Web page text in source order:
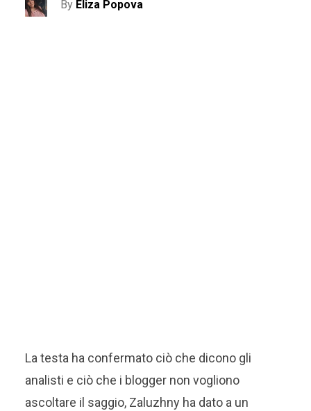
By Eliza Popova
La testa ha confermato ciò che dicono gli
analisti e ciò che i blogger non vogliono
ascoltare il saggio, Zaluzhny ha dato a un